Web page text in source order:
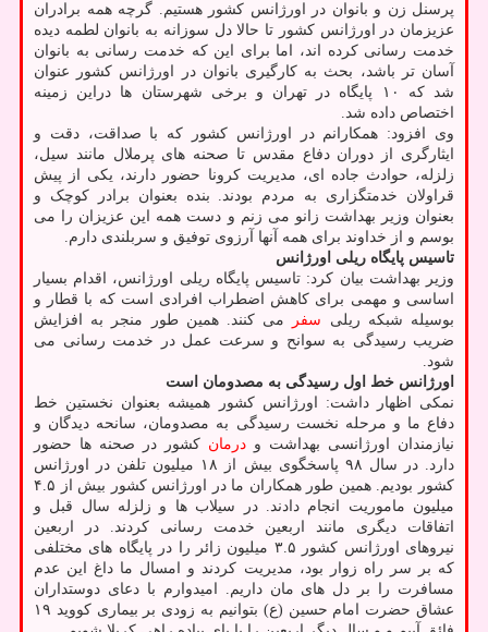
پرسنل زن و بانوان در اورژانس کشور هستیم. گرچه همه برادران
عزیزمان در اورژانس کشور تا حالا دل سوزانه به بانوان لطمه دیده
خدمت رسانی کرده اند، اما برای این که خدمت رسانی به بانوان
آسان تر باشد، بحث به کارگیری بانوان در اورژانس کشور عنوان
شد که ۱۰ پایگاه در تهران و برخی شهرستان ها دراین زمینه
اختصاص داده شد.
وی افزود: همکارانم در اورژانس کشور که با صداقت، دقت و
ایثارگری از دوران دفاع مقدس تا صحنه های پرملال مانند سیل،
زلزله، حوادث جاده ای، مدیریت کرونا حضور دارند، یکی از پیش
قراولان خدمتگزاری به مردم بودند. بنده بعنوان برادر کوچک و
بعنوان وزیر بهداشت زانو می زنم و دست همه این عزیزان را می
بوسم و از خداوند برای همه آنها آرزوی توفیق و سربلندی دارم.
تاسیس پایگاه ریلی اورژانس
وزیر بهداشت بیان کرد: تاسیس پایگاه ریلی اورژانس، اقدام بسیار
اساسی و مهمی برای کاهش اضطراب افرادی است که با قطار و
بوسیله شبکه ریلی سفر
می کنند. همین طور منجر به افزایش
ضریب رسیدگی به سوانح و سرعت عمل در خدمت رسانی می
شود.
اورژانس خط اول رسیدگی به مصدومان است
نمکی اظهار داشت: اورژانس کشور همیشه بعنوان نخستین خط
دفاع ما و مرحله نخست رسیدگی به مصدومان، سانحه دیدگان و
نیازمندان اورژانسی بهداشت و درمان کشور در صحنه ها حضور
دارد. در سال ۹۸ پاسخگوی بیش از ۱۸ میلیون تلفن در اورژانس
کشور بودیم. همین طور همکاران ما در اورژانس کشور بیش از ۴.۵
میلیون ماموریت انجام دادند. در سیلاب ها و زلزله سال قبل و
اتفاقات دیگری مانند اربعین خدمت رسانی کردند. در اربعین
نیروهای اورژانس کشور ۳.۵ میلیون زائر را در پایگاه های مختلفی
که بر سر راه زوار بود، مدیریت کردند و امسال ما داغ این عدم
مسافرت را بر دل های مان داریم. امیدوارم با دعای دوستداران
عشاق حضرت امام حسین (ع) بتوانیم به زودی بر بیماری کووید ۱۹